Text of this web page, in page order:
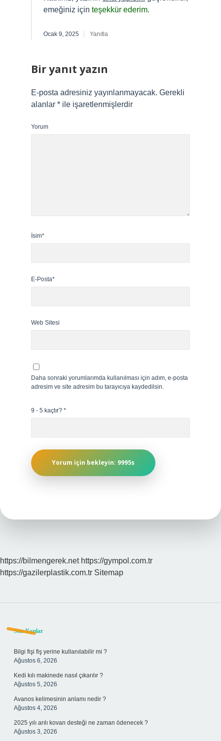
emeğiniz için teşekkür ederim.
Ocak 9, 2025 Yanıtla
Bir yanıt yazın
E-posta adresiniz yayınlanmayacak. Gerekli
alanlar * ile işaretlenmişlerdir
Yorum
İsim*
E-Posta*
Web Sitesi
Daha sonraki yorumlarımda kullanılması için adım, e-posta
adresim ve site adresim bu tarayıcıya kaydedilsin.
9 - 5 kaçtır? *
https://bilmengerek.net https://gympol.com.tr
https://gazilerplastik.com.tr Sitemap
Sidebar
Son Yazılar
Bilgi fişi fiş yerine kullanılabilir mi ?
Ağustos 6, 2026
Kedi kılı makinede nasıl çıkarılır ?
Ağustos 5, 2026
Avanos kelimesinin anlamı nedir ?
Ağustos 4, 2026
2025 yılı arılı kovan desteği ne zaman ödenecek ?
Ağustos 3, 2026